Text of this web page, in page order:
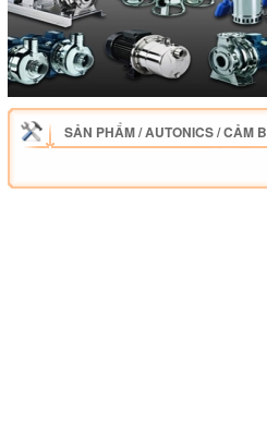
SẢN PHẨM/AUTONICS/CẢM